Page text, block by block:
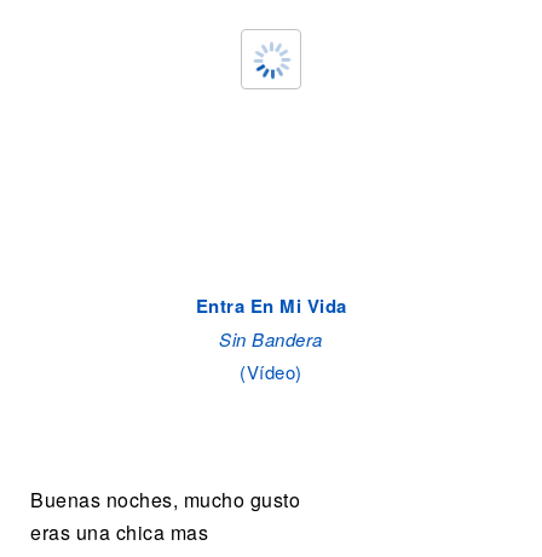
Entra En Mi Vida
Sin Bandera
(Vídeo)
Buenas noches, mucho gusto
eras una chica mas